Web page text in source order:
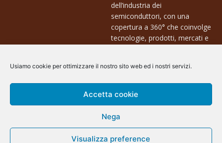
Usiamo cookie per ottimizzare il nostro sito web ed i nostri servizi.
Accetta cookie
Nega
Visualizza preference
dell’industria dei
semiconduttori, con una
copertura a 360° che coinvolge
tecnologie, prodotti, mercati e
Contatti:
info@arscommunication.it
@ArsCommunication 2023